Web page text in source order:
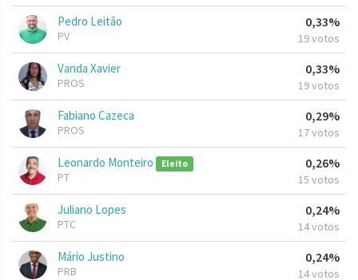
Pedro Leitão
PV
0,33%
19 votos
Vanda Xavier
PROS
0,33%
19 votos
Fabiano Cazeca
PROS
0,29%
17 votos
Leonardo Monteiro Eleito
PT
0,26%
15 votos
Juliano Lopes
PTC
0,24%
14 votos
Mário Justino
PRB
0,24%
14 votos